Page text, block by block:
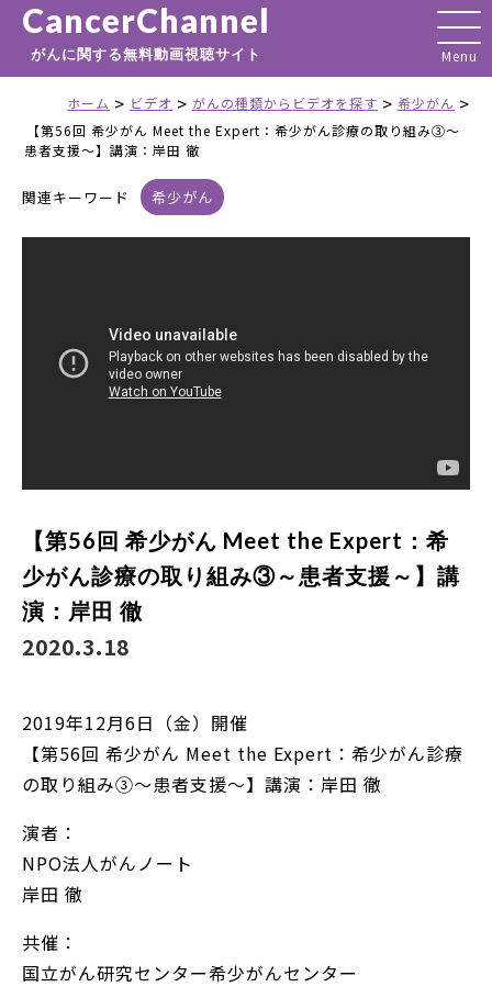
CancerChannel
がんに関する無料動画視聴サイト
ホーム > ビデオ > がんの種類からビデオを探す > 希少がん >
【第56回 希少がん Meet the Expert：希少がん診療の取り組み③～
患者支援～】講演：岸田 徹
関連キーワード 希少がん
【第56回 希少がん Meet the Expert：希
少がん診療の取り組み③～患者支援～】講
演：岸田 徹
2020.3.18
2019年12月6日（金）開催
【第56回 希少がん Meet the Expert：希少がん診療
の取り組み③～患者支援～】講演：岸田 徹
演者：
NPO法人がんノート
岸田 徹
共催：
国立がん研究センター希少がんセンター